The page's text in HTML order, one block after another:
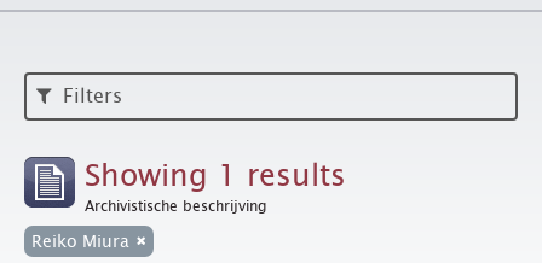
Filters
Showing 1 results
Archivistische beschrijving
Reiko Miura